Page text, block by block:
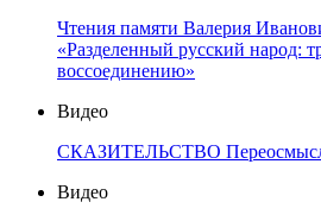
Чтения памяти Валерия
«Разделенный русский народ:
воссоединению»
Видео
СКАЗИТЕЛЬСТВО
Видео